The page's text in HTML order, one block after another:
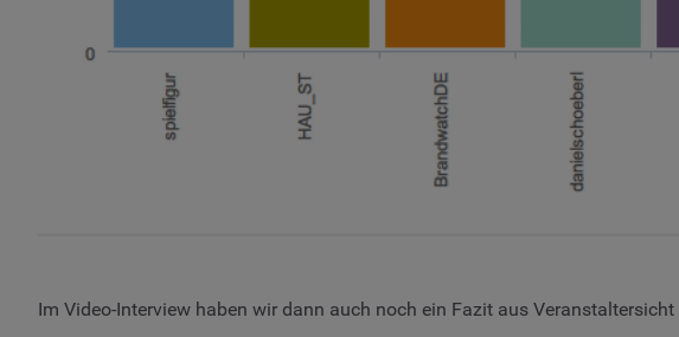
Im Video-Interview haben wir dann auch noch ein Fazit aus